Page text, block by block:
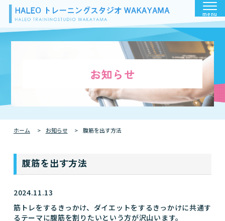
お知らせ
menu
ホーム お知らせ 腹筋を出す方法
腹筋を出す方法
2024.11.13
筋トレをするきっかけ、ダイエットをするきっかけに共通す
るテーマに腹筋を割りたいという方が沢山います。